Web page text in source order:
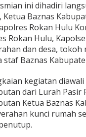
ini dihadiri
Ketua Baznas
Rokan Hulu
Rokan Hulu,
dan desa, tokoh
staf Baznas
kegiatan
dari Lurah Pasir
Ketua Baznas
kunci rumah